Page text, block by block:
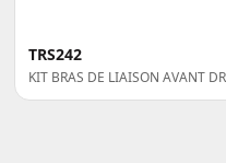
TRS242
KIT BRAS DE LIAISON AVANT